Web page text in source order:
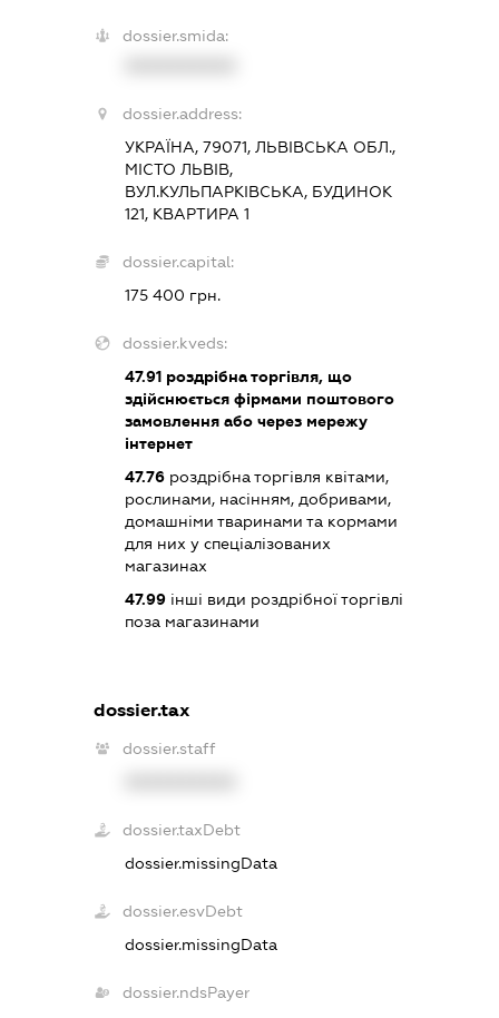
dossier.smida:
dossier.address:
УКРАЇНА, 79071, ЛЬВІВСЬКА ОБЛ.,
МІСТО ЛЬВІВ,
ВУЛ.КУЛЬПАРКІВСЬКА, БУДИНОК
121, КВАРТИРА 1
dossier.capital:
175 400 грн.
dossier.kveds:
47.91роздрібна торгівля, що
здійснюється фірмами поштового
замовлення або через мережу
інтернет
47.76роздрібна торгівля квітами,
рослинами, насінням, добривами,
домашніми тваринами та кормами
для них у спеціалізованих
магазинах
47.99інші види роздрібної торгівлі
поза магазинами
dossier.tax
dossier.staff
dossier.taxDebt
dossier.missingData
dossier.esvDebt
dossier.missingData
dossier.ndsPayer